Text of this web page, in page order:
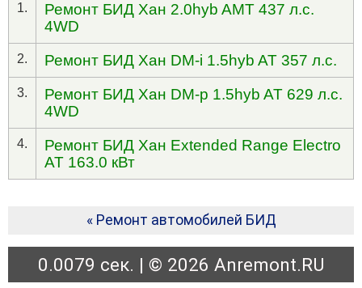
1.
Ремонт БИД Хан 2.0hyb AMT 437 л.с.
4WD
2. Ремонт БИД Хан DM-i 1.5hyb AT 357 л.с.
3.
Ремонт БИД Хан DM-p 1.5hyb AT 629 л.с.
4WD
4.
Ремонт БИД Хан Extended Range Electro
AT 163.0 кВт
« Ремонт автомобилей БИД
0.0079 сек. | © 2026 Anremont.RU